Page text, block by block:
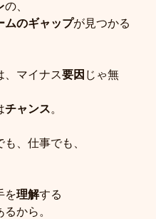
の、
ムのギャップが見つかる
、マイナス要因 じゃ無
チャンス。
も、仕事でも、
を理解する
るから。